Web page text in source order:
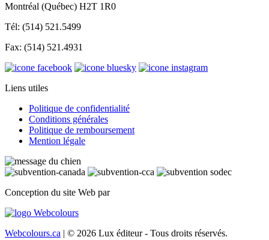
Montréal (Québec) H2T 1R0
Tél: (514) 521.5499
Fax: (514) 521.4931
Liens utiles
Politique de confidentialité
Conditions générales
Politique de remboursement
Mention légale
Conception du site Web par
Webcolours.ca | © 2026 Lux éditeur - Tous droits réservés.